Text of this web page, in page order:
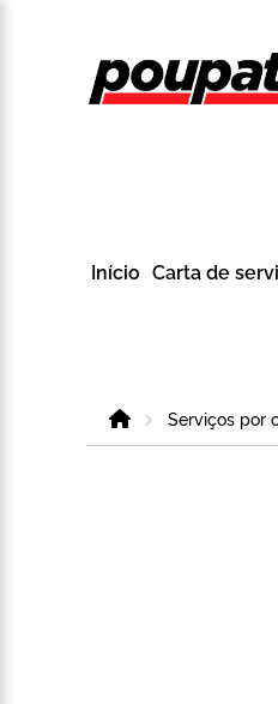
Início Carta de
HomeServiços por